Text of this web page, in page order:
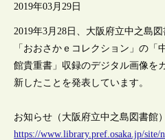
2019年03月29日
2019年3月28日、大阪府立中之島図
「おおさかｅコレクション」の「
館貴重書」収録のデジタル画像を
新したことを発表しています。
お知らせ（大阪府立中之島図書館）
https://www.library.pref.osaka.jp/site/